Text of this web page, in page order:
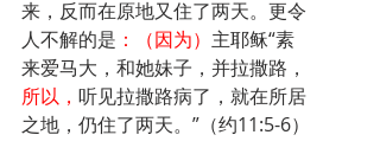
来，反而在原地又住了两天。更令
人不解的是 ：（因为） 主耶稣“素
来爱马大，和她妹子，并拉撒路，
所以， 听见拉撒路病了，就在所居
之地，仍住了两天。”（约11:5-6）